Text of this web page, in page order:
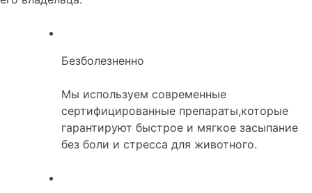
Безболезненно
Мы используем современные
сертифицированные препараты,которые
гарантируют быстрое и мягкое засыпание
без боли и стресса для животного.